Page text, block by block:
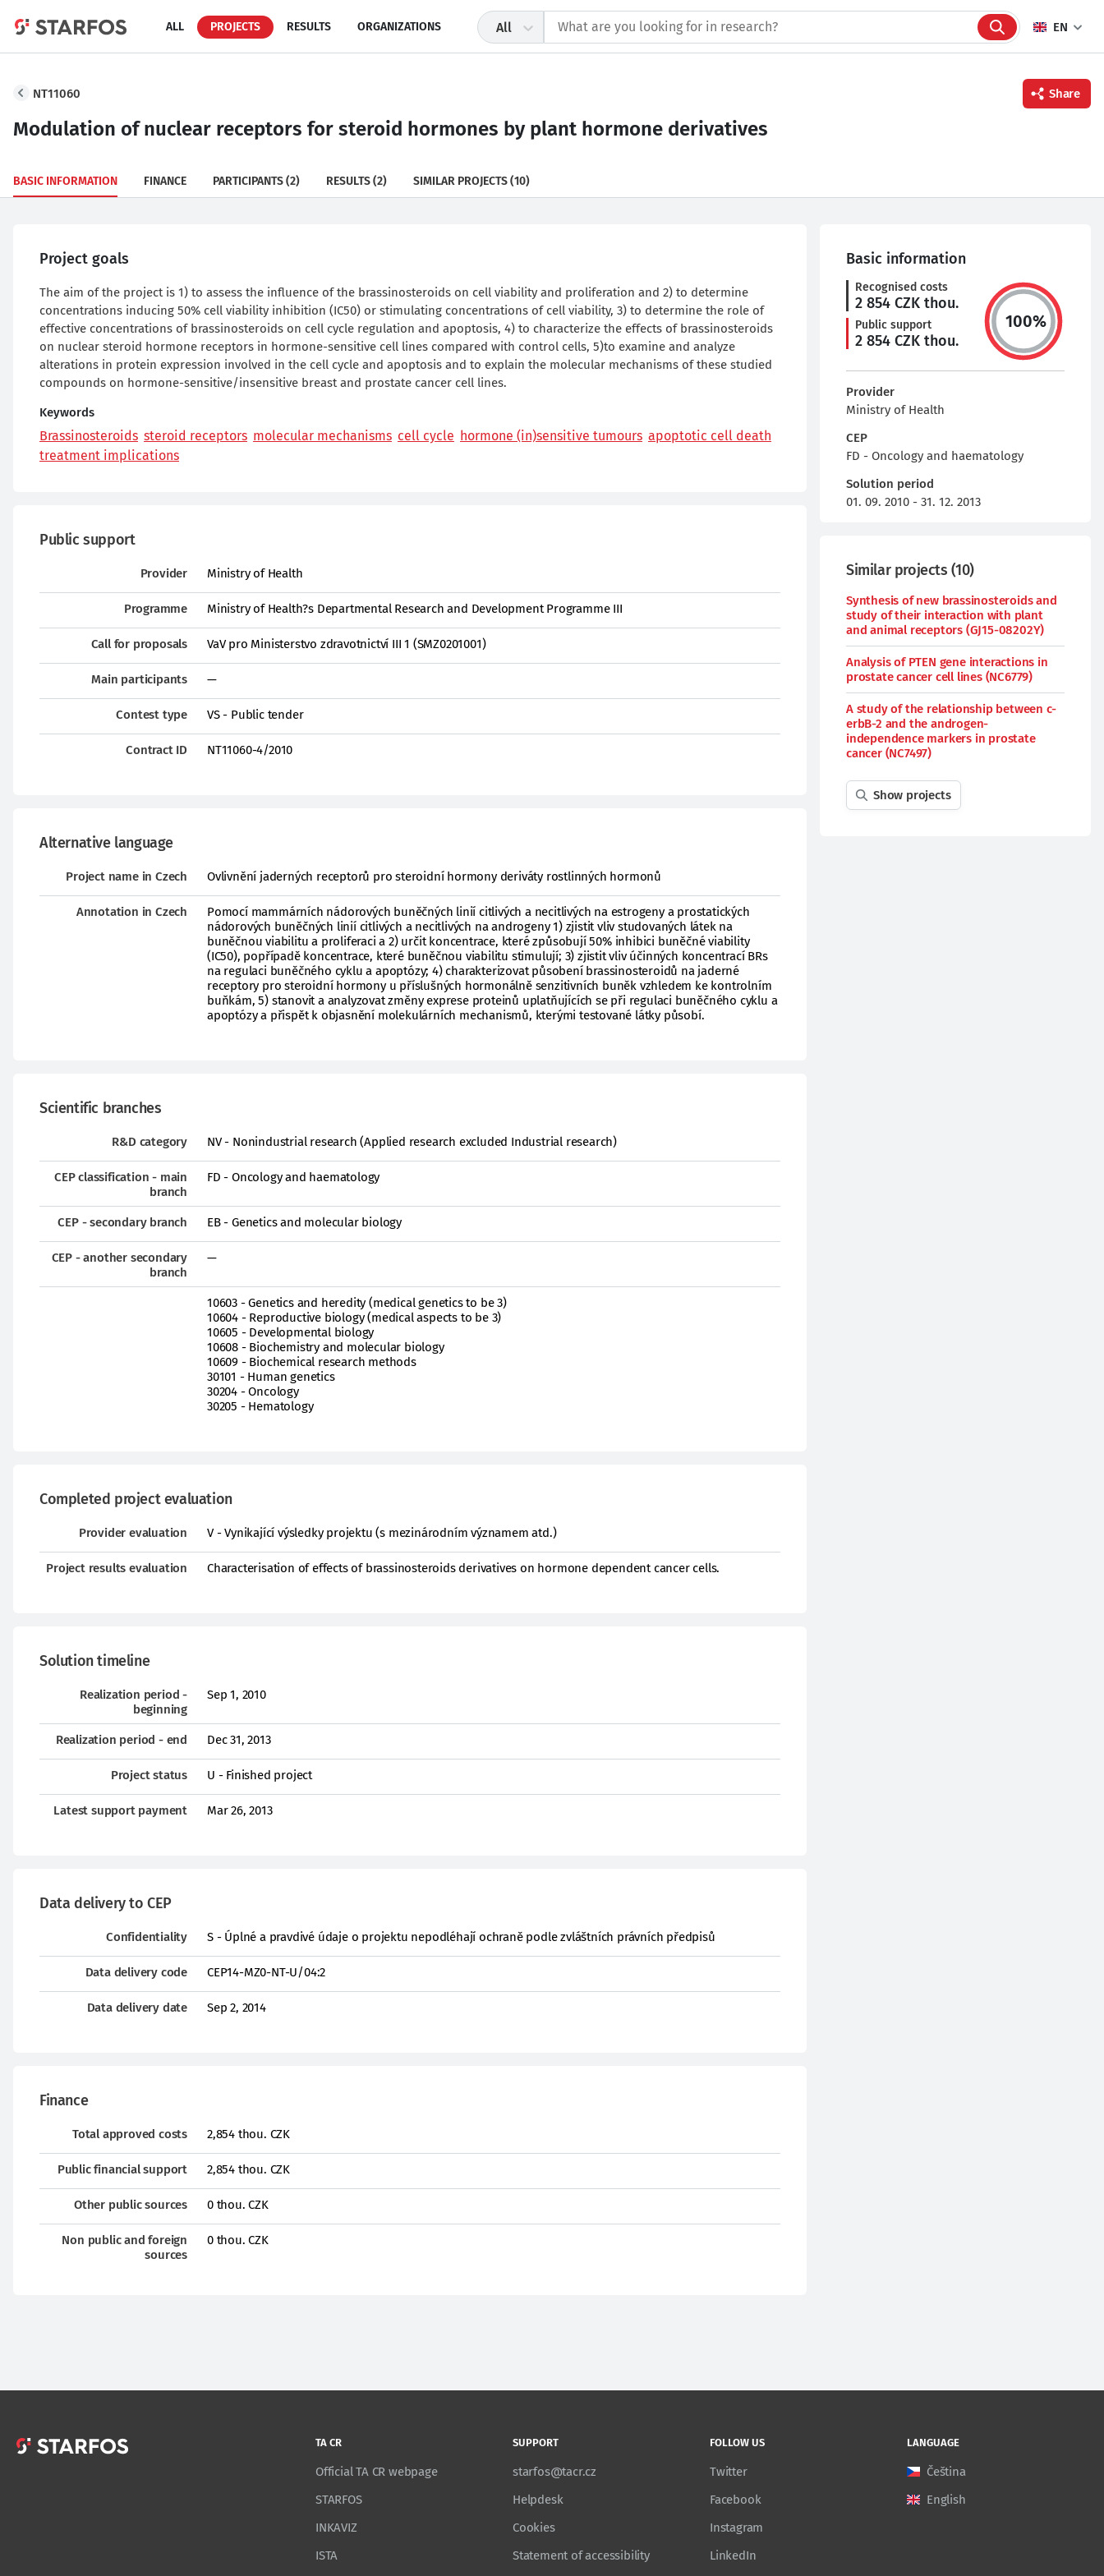
ALL PROJECTS RESULTS ORGANIZATIONS All EN
Twitter
NT11060 Share
Modulation of nuclear receptors for steroid hormones by plant hormone derivatives
BASIC INFORMATION FINANCE PARTICIPANTS(2) RESULTS(2) SIMILAR PROJECTS(10)
Project goals
The aim of the project is 1) to assess the influence of the brassinosteroids on cell viability and proliferation and 2) to determine
concentrations inducing 50% cell viability inhibition (IC50) or stimulating concentrations of cell viability, 3) to determine the role of
effective concentrations of brassinosteroids on cell cycle regulation and apoptosis, 4) to characterize the effects of brassinosteroids
on nuclear steroid hormone receptors in hormone-sensitive cell lines compared with control cells, 5)to examine and analyze
alterations in protein expression involved in the cell cycle and apoptosis and to explain the molecular mechanisms of these studied
compounds on hormone-sensitive/insensitive breast and prostate cancer cell lines.
Keywords
Brassinosteroids steroid receptors molecular mechanisms cell cycle hormone (in)sensitive tumours apoptotic cell death
treatment implications
Public support
Provider Ministry of Health
Programme Ministry of Health?s Departmental Research and Development Programme III
Call for proposals VaV pro Ministerstvo zdravotnictví III 1 (SMZ0201001)
Main participants —
Contest type VS - Public tender
Contract ID NT11060-4/2010
Alternative language
Project name in Czech Ovlivnění jaderných receptorů pro steroidní hormony deriváty rostlinných hormonů
Annotation in Czech
Pomocí mammárních nádorových buněčných linií citlivých a necitlivých na estrogeny a prostatických
nádorových buněčných linií citlivých a necitlivých na androgeny 1) zjistit vliv studovaných látek na
buněčnou viabilitu a proliferaci a 2) určit koncentrace, které způsobují 50% inhibici buněčné viability
(IC50), popřípadě koncentrace, které buněčnou viabilitu stimulují; 3) zjistit vliv účinných koncentrací BRs
na regulaci buněčného cyklu a apoptózy; 4) charakterizovat působení brassinosteroidů na jaderné
receptory pro steroidní hormony u příslušných hormonálně senzitivních buněk vzhledem ke kontrolním
buňkám, 5) stanovit a analyzovat změny exprese proteinů uplatňujících se při regulaci buněčného cyklu a
apoptózy a přispět k objasnění molekulárních mechanismů, kterými testované látky působí.
Scientific branches
R&D category NV - Nonindustrial research (Applied research excluded Industrial research)
CEP classification - main
branch
FD - Oncology and haematology
CEP - secondary branch EB - Genetics and molecular biology
CEP - another secondary
branch
—
10603 - Genetics and heredity (medical genetics to be 3)
10604 - Reproductive biology (medical aspects to be 3)
10605 - Developmental biology
10608 - Biochemistry and molecular biology
10609 - Biochemical research methods
30101 - Human genetics
30204 - Oncology
30205 - Hematology
Completed project evaluation
Provider evaluation V - Vynikající výsledky projektu (s mezinárodním významem atd.)
Project results evaluation Characterisation of effects of brassinosteroids derivatives on hormone dependent cancer cells.
Solution timeline
Realization period -
beginning
Sep 1, 2010
Realization period - end Dec 31, 2013
Project status U - Finished project
Latest support payment Mar 26, 2013
Data delivery to CEP
Confidentiality S - Úplné a pravdivé údaje o projektu nepodléhají ochraně podle zvláštních právních předpisů
Data delivery code CEP14-MZ0-NT-U/04:2
Data delivery date Sep 2, 2014
Finance
Total approved costs 2,854 thou. CZK
Public financial support 2,854 thou. CZK
Other public sources 0 thou. CZK
Non public and foreign
sources
0 thou. CZK
Basic information
Recognised costs
2 854 CZK thou.
Public support
2 854 CZK thou.
100%
Provider
Ministry of Health
CEP
FD - Oncology and haematology
Solution period
01. 09. 2010 - 31. 12. 2013
Similar projects (10)
Synthesis of new brassinosteroids and
study of their interaction with plant
and animal receptors (GJ15-08202Y)
Analysis of PTEN gene interactions in
prostate cancer cell lines (NC6779)
A study of the relationship between c-
erbB-2 and the androgen-
independence markers in prostate
cancer (NC7497)
Show projects
TA CR
Official TA CR webpage
STARFOS
INKAVIZ
ISTA
SUPPORT
starfos@tacr.cz
Helpdesk
Cookies
Statement of accessibility
FOLLOW US
Twitter
Facebook
Instagram
LinkedIn
LANGUAGE
Čeština
English